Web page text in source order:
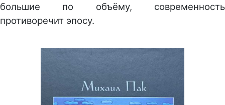
большие по объёму, современность
противоречит эпосу.